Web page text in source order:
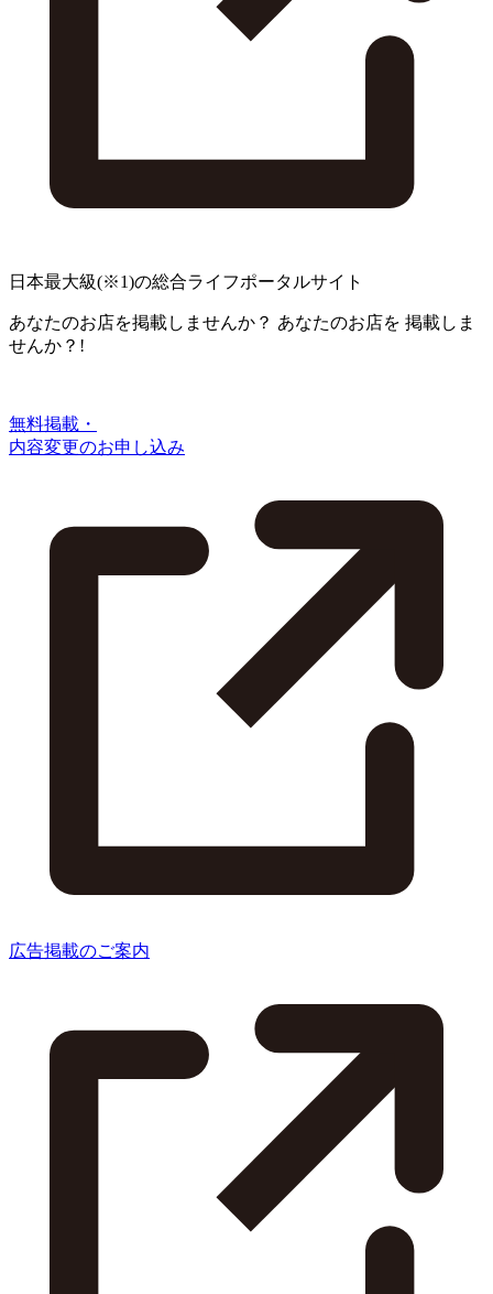
日本最大級(※1)の総合ライフポータルサイト
あなたのお店を掲載しませんか？ あなたのお店を 掲載しま
せんか？!
無料掲載・
内容変更のお申し込み
広告掲載のご案内